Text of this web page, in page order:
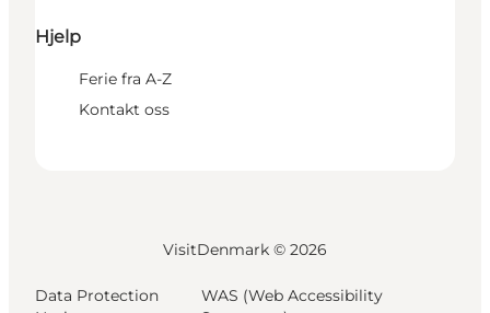
Hjelp
Ferie fra A-Z
Kontakt oss
VisitDenmark © 2026
Data Protection
WAS (Web Accessibility